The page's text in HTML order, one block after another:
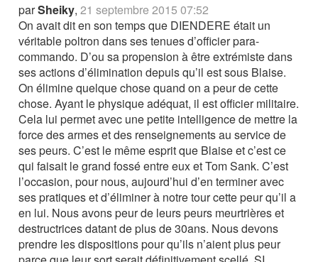
parSheiky,21 septembre 2015 07:52
On avait dit en son temps que DIENDERE était un
véritable poltron dans ses tenues d’officier para-
commando. D’ou sa propension à être extrémiste dans
ses actions d’élimination depuis qu’il est sous Blaise.
On élimine quelque chose quand on a peur de cette
chose. Ayant le physique adéquat, il est officier militaire.
Cela lui permet avec une petite intelligence de mettre la
force des armes et des renseignements au service de
ses peurs. C’est le même esprit que Blaise et c’est ce
qui faisait le grand fossé entre eux et Tom Sank. C’est
l’occasion, pour nous, aujourd’hui d’en terminer avec
ses pratiques et d’éliminer à notre tour cette peur qu’il a
en lui. Nous avons peur de leurs peurs meurtrières et
destructrices datant de plus de 30ans. Nous devons
prendre les dispositions pour qu’ils n’aient plus peur